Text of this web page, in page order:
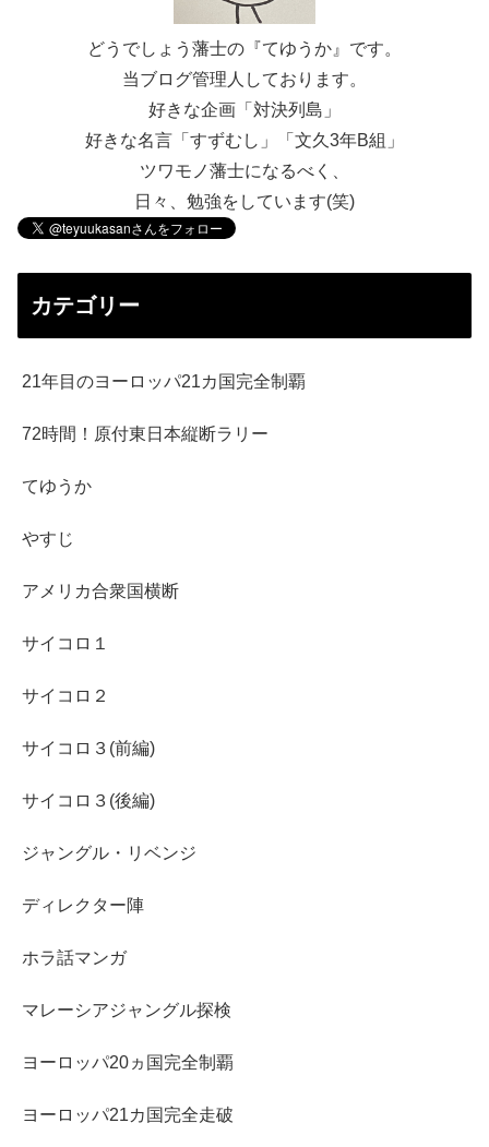
どうでしょう藩士の『てゆうか』です。
当ブログ管理人しております。
好きな企画「対決列島」
好きな名言「すずむし」「文久3年B組」
ツワモノ藩士になるべく、
日々、勉強をしています(笑)
カテゴリー
21年目のヨーロッパ21カ国完全制覇
72時間！原付東日本縦断ラリー
てゆうか
やすじ
アメリカ合衆国横断
サイコロ１
サイコロ２
サイコロ３(前編)
サイコロ３(後編)
ジャングル・リベンジ
ディレクター陣
ホラ話マンガ
マレーシアジャングル探検
ヨーロッパ20ヵ国完全制覇
ヨーロッパ21カ国完全走破